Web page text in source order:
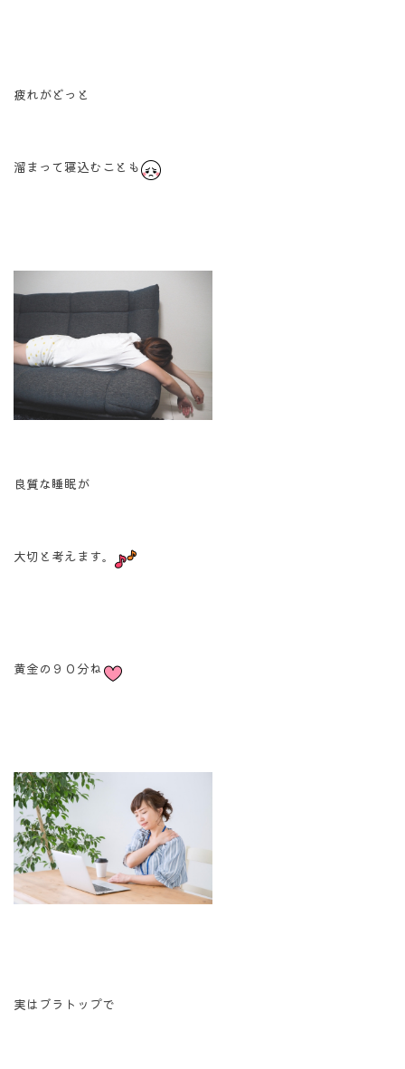
疲れがどっと
溜まって寝込むことも
良質な睡眠が
大切と考えます。
黄金の９０分ね
実はブラトップで